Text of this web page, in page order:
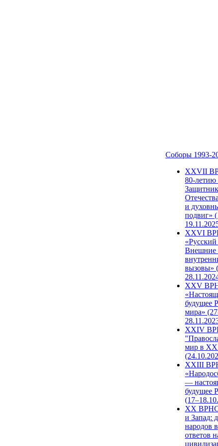
Соборы 1993-
ХХVII
80-
и
подвиг»
XXVI
Внешние
вызовы»
XXV
будущее
мира»
XXIV
мир в
XXIII
—
будущее
XX ВРНС
и Запад:
народов
ответов